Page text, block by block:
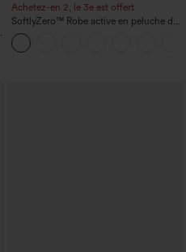
Achetez-en 2, le 3e est offert
SoftlyZero™ Robe active en peluche dos
nu — Édition Hyper Facile